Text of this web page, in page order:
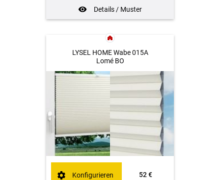
Details / Muster
LYSEL HOME Wabe 015A
Lomé BO
52 €
Konfigurieren